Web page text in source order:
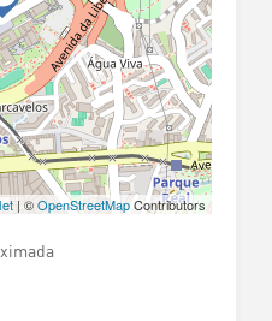
| ©OpenStreetMapContributors